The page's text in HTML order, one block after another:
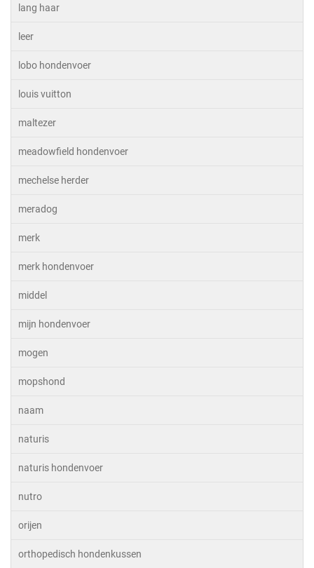
lang haar
leer
lobo hondenvoer
louis vuitton
maltezer
meadowfield hondenvoer
mechelse herder
meradog
merk
merk hondenvoer
middel
mijn hondenvoer
mogen
mopshond
naam
naturis
naturis hondenvoer
nutro
orijen
orthopedisch hondenkussen